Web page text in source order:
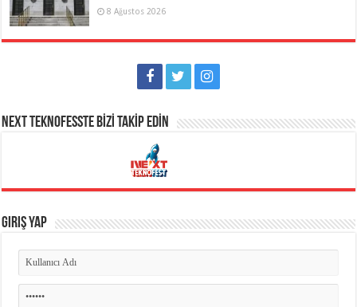
8 Ağustos 2026
NEXT TEKNOFESSTE BİZİ TAKİP EDİN
Giriş Yap